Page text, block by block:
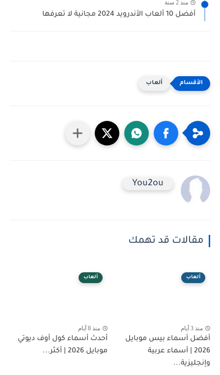
منذ 2 سنة
أفضل 10 ألعاب الأندرويد 2024 مجانية لا تعرفها
ألعاب
You2ou
مقالات قد تهمك
ألعاب
منذ 3 أيام
أفضل أسماء بيس موبايل
2026 | أسماء عربية
وإنجليزية...
ألعاب
منذ 8 أيام
أحدث أسماء كول أوف ديوتي
موبايل 2026 | أكثر...